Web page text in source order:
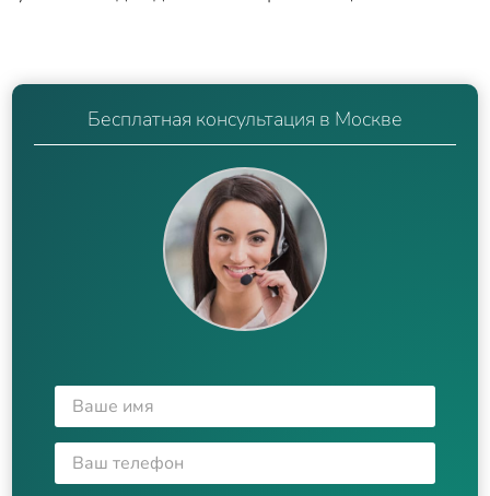
Бесплатная консультация в Москве